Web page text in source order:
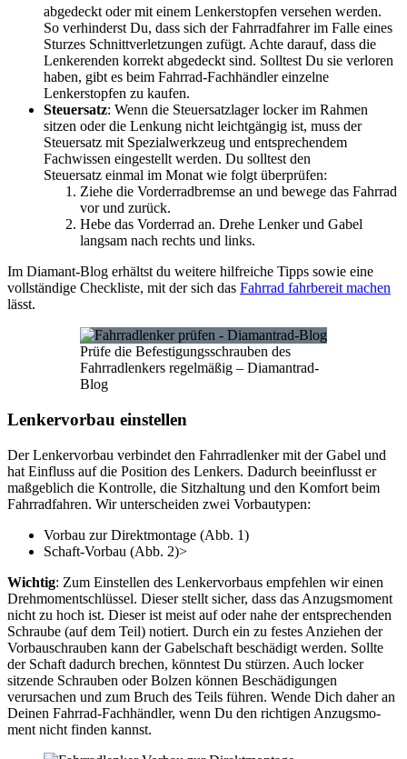
abgedeckt oder mit einem Lenkerstopfen versehen werden.
So verhinderst Du, dass sich der Fahrradfahrer im Falle eines
Sturzes Schnittverletzungen zufügt. Achte darauf, dass die
Lenkerenden korrekt abgedeckt sind. Solltest Du sie verloren
haben, gibt es beim Fahrrad-Fachhändler einzelne
Lenkerstopfen zu kaufen.
Steuersatz: Wenn die Steuersatzlager locker im Rahmen
sitzen oder die Lenkung nicht leichtgängig ist, muss der
Steuersatz mit Spezialwerkzeug und entsprechendem
Fachwissen eingestellt werden. Du solltest den
Steuersatz einmal im Monat wie folgt überprüfen:
Ziehe die Vorderradbremse an und bewege das Fahrrad
vor und zurück.
Hebe das Vorderrad an. Drehe Lenker und Gabel
langsam nach rechts und links.
Im Diamant-Blog erhältst du weitere hilfreiche Tipps sowie eine
vollständige Checkliste, mit der sich das Fahrrad fahrbereit machen
lässt.
Prüfe die Befestigungsschrauben des
Fahrradlenkers regelmäßig – Diamantrad-
Blog
Lenkervorbau einstellen
Der Lenkervorbau verbindet den Fahrradlenker mit der Gabel und
hat Einfluss auf die Position des Lenkers. Dadurch beeinflusst er
maßgeblich die Kontrolle, die Sitzhaltung und den Komfort beim
Fahrradfahren. Wir unterscheiden zwei Vorbautypen:
Vorbau zur Direktmontage (Abb. 1)
Schaft-Vorbau (Abb. 2)>
Wichtig: Zum Einstellen des Lenkervorbaus empfehlen wir einen
Drehmomentschlüssel. Dieser stellt sicher, dass das Anzugsmoment
nicht zu hoch ist. Dieser ist meist auf oder nahe der entsprechenden
Schraube (auf dem Teil) notiert. Durch ein zu festes Anziehen der
Vorbauschrauben kann der Gabelschaft beschädigt werden. Sollte
der Schaft dadurch brechen, könntest Du stürzen. Auch locker
sitzende Schrauben oder Bolzen können Beschädigungen
verursachen und zum Bruch des Teils führen. Wende Dich daher an
Deinen Fahrrad-Fachhändler, wenn Du den richtigen Anzugsmo­
ment nicht finden kannst.